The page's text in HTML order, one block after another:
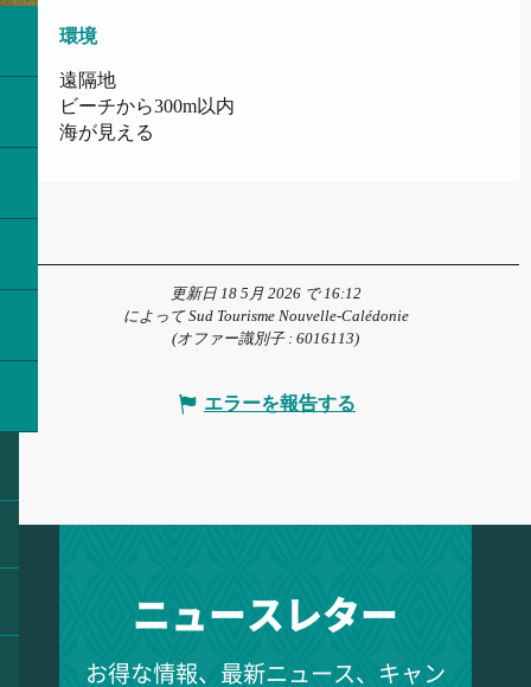
環境
環境
遠隔地
ビーチから300m以内
海が見える
更新日 18 5月 2026 で 16:12
によって Sud Tourisme Nouvelle-Calédonie
(オファー識別子 : 6016113)
エラーを報告する
ニュースレター
お得な情報、最新ニュース、キャン